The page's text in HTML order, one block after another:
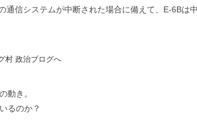
通信システムが中断された場合に備えて、E-6Bは
動き。
るのか？